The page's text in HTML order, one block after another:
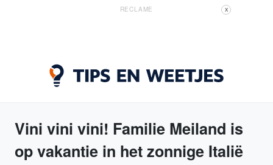
RECLAME X
Vini vini vini! Familie Meiland is
op vakantie in het zonnige Italië